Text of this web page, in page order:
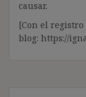
causar.
[Con el
blog: https://